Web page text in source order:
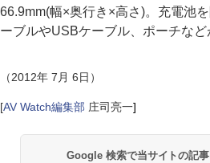
66.9mm(幅×奥行き×高さ)。充電池
ーブルやUSBケーブル、ポーチなど
（2012年 7月 6日）
[AV Watch編集部 庄司亮一]
Google 検索で当サイトの記